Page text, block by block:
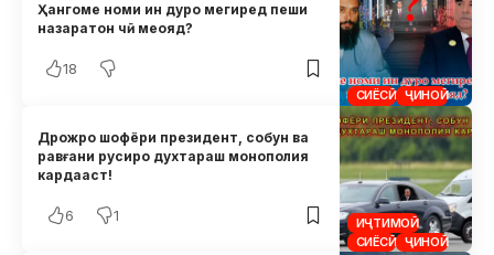
СИЁСӢ ҶИНОӢ
Ҳангоме номи ин дуро мегиред пеши
назаратон чӣ меояд?
18
ИҶТИМОӢ
СИЁСӢ
ҶИНОӢ
Дрожро шофёри президент, собун ва
равғани русиро духтараш монополия
кардааст!
6 1